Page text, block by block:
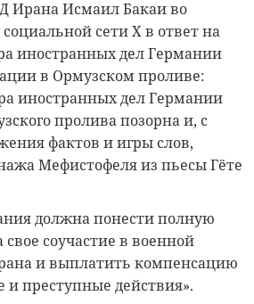
Ирана Исмаил Бакаи во
сети X в ответ на
иностранных дел Германии
в Ормузском проливе:
иностранных дел Германии
пролива позорна и, с
фактов и игры слов,
Мефистофеля из пьесы Гёте
должна понести полную
свое соучастие в военной
и выплатить компенсацию
и преступные действия».